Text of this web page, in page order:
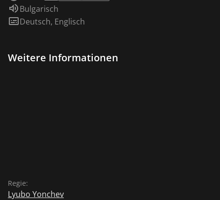
Sprache:
Bulgarisch
Untertitel:
Deutsch, Englisch
Weitere Informationen
Regie:
Lyubo Yonchev